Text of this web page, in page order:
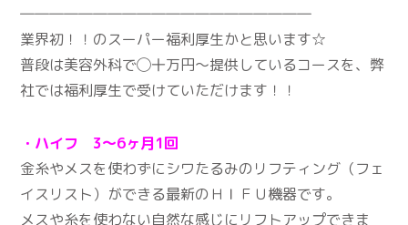
――――――――――――――――――――
業界初！！のスーパー福利厚生かと思います☆
普段は美容外科で◯十万円〜提供しているコースを、弊
社では福利厚生で受けていただけます！！
・ハイフ 3～6ヶ月1回
金糸やメスを使わずにシワたるみのリフティング（フェ
イスリスト）ができる最新のＨＩＦＵ機器です。
メスや糸を使わない自然な感じにリフトアップできま